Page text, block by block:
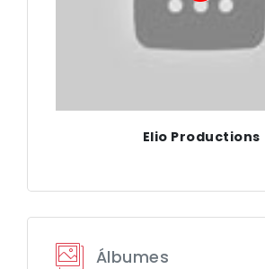
Elio Productions
Álbumes